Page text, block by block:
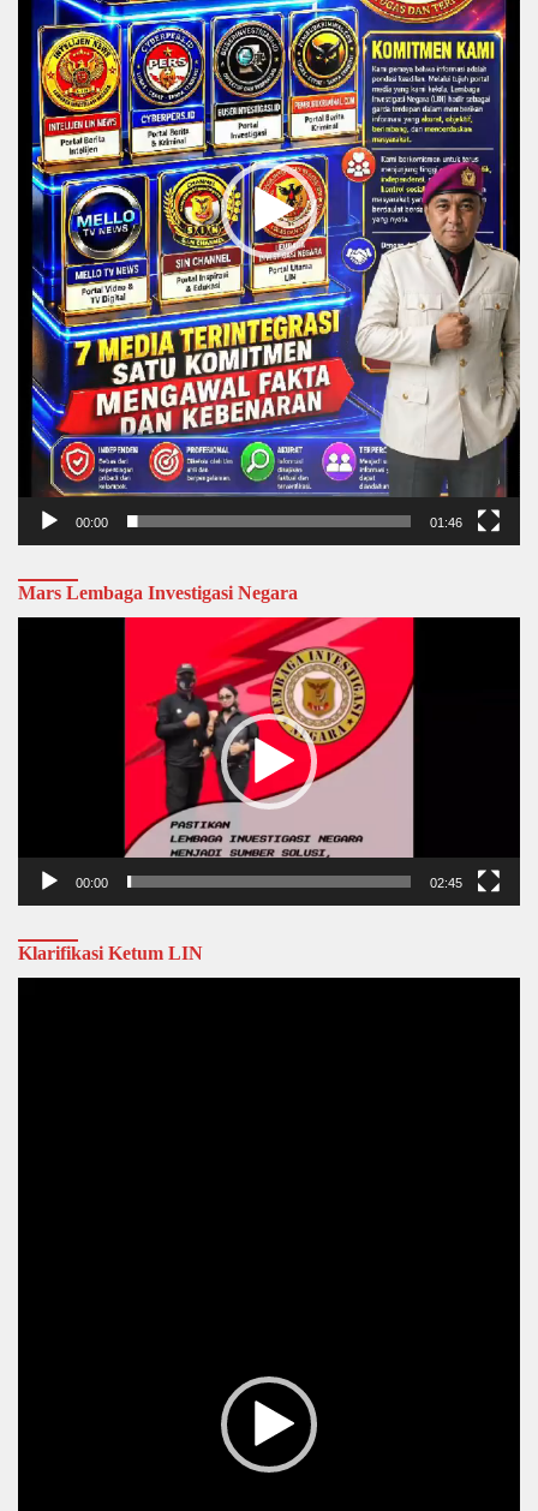
00:00 01:46
Mars Lembaga Investigasi Negara
00:00 02:45
Klarifikasi Ketum LIN